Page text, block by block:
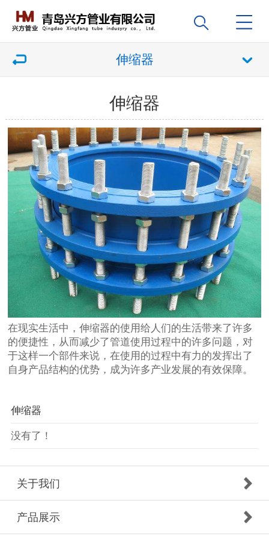
伸缩器
伸缩器
在现实生活中，伸缩器的使用给人们的生活带来了许多
的便捷性，从而减少了管道使用过程中的许多问题，对
于这样一个部件来说，在使用的过程中有力的发挥出了
自身产品结构的优势，成为许多产业发展的有效保障。
伸缩器
没有了！
关于我们
产品展示